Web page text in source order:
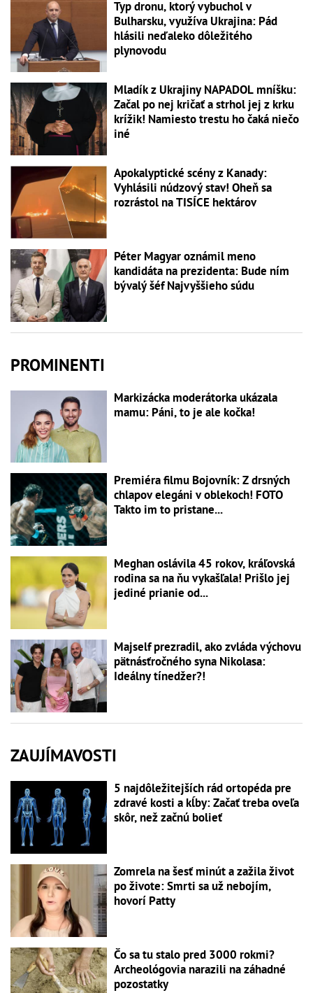
Typ dronu, ktorý vybuchol v
Bulharsku, využíva Ukrajina: Pád
hlásili neďaleko dôležitého
plynovodu
Mladík z Ukrajiny NAPADOL mníšku:
Začal po nej kričať a strhol jej z krku
krížik! Namiesto trestu ho čaká niečo
iné
Apokalyptické scény z Kanady:
Vyhlásili núdzový stav! Oheň sa
rozrástol na TISÍCE hektárov
Péter Magyar oznámil meno
kandidáta na prezidenta: Bude ním
bývalý šéf Najvyššieho súdu
PROMINENTI
Markizácka moderátorka ukázala
mamu: Páni, to je ale kočka!
Premiéra filmu Bojovník: Z drsných
chlapov elegáni v oblekoch! FOTO
Takto im to pristane...
Meghan oslávila 45 rokov, kráľovská
rodina sa na ňu vykašľala! Prišlo jej
jediné prianie od...
Majself prezradil, ako zvláda výchovu
pätnásťročného syna Nikolasa:
Ideálny tínedžer?!
ZAUJÍMAVOSTI
5 najdôležitejších rád ortopéda pre
zdravé kosti a kĺby: Začať treba oveľa
skôr, než začnú bolieť
Zomrela na šesť minút a zažila život
po živote: Smrti sa už nebojím,
hovorí Patty
Čo sa tu stalo pred 3000 rokmi?
Archeológovia narazili na záhadné
pozostatky